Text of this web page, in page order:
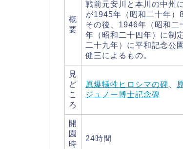
概
要
戦前元安川と本川の中州
が1945年（昭和二十年）
その後、1946年（昭和二
年（昭和二十四年）に制
二十九年）に平和記念公
健三によるもの。
見
ど
こ
ろ
原爆犠牲ヒロシマの碑
ジュノー博士記念碑
開
園
時
24時間